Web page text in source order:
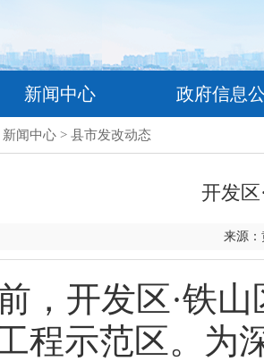
新闻中心 政府信息
新闻中心 > 县市发改动态
开发
来源
开发区·铁山
程示范区。为